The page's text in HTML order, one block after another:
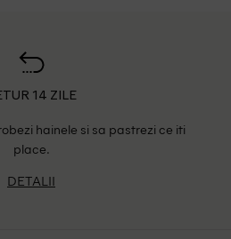
14 ZILE
hainele si sa pastrezi ce iti
place.
DETALII